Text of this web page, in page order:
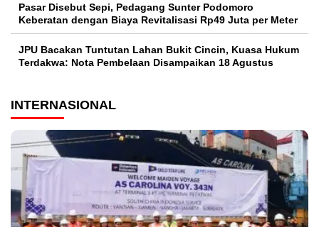
Pasar Disebut Sepi, Pedagang Sunter Podomoro
Keberatan dengan Biaya Revitalisasi Rp49 Juta per Meter
JPU Bacakan Tuntutan Lahan Bukit Cincin, Kuasa Hukum
Terdakwa: Nota Pembelaan Disampaikan 18 Agustus
INTERNASIONAL